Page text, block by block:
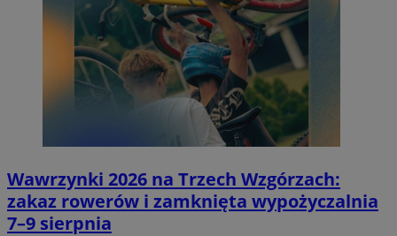
Wawrzynki 2026 na Trzech Wzgórzach:
zakaz rowerów i zamknięta wypożyczalnia
7–9 sierpnia